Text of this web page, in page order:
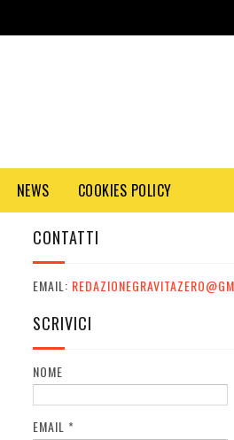
NEWS COOKIES POLICY
CONTATTI
EMAIL:
SCRIVICI
NOME
EMAIL *